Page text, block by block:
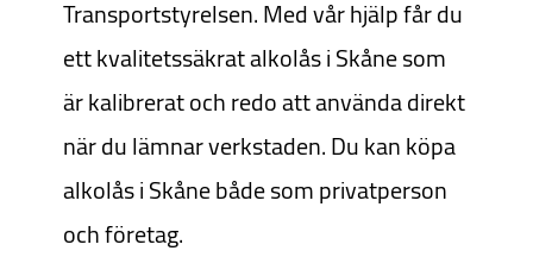
Transportstyrelsen. Med vår hjälp får du
ett kvalitetssäkrat alkolås i Skåne som
är kalibrerat och redo att använda direkt
när du lämnar verkstaden. Du kan köpa
alkolås i Skåne både som privatperson
och företag.